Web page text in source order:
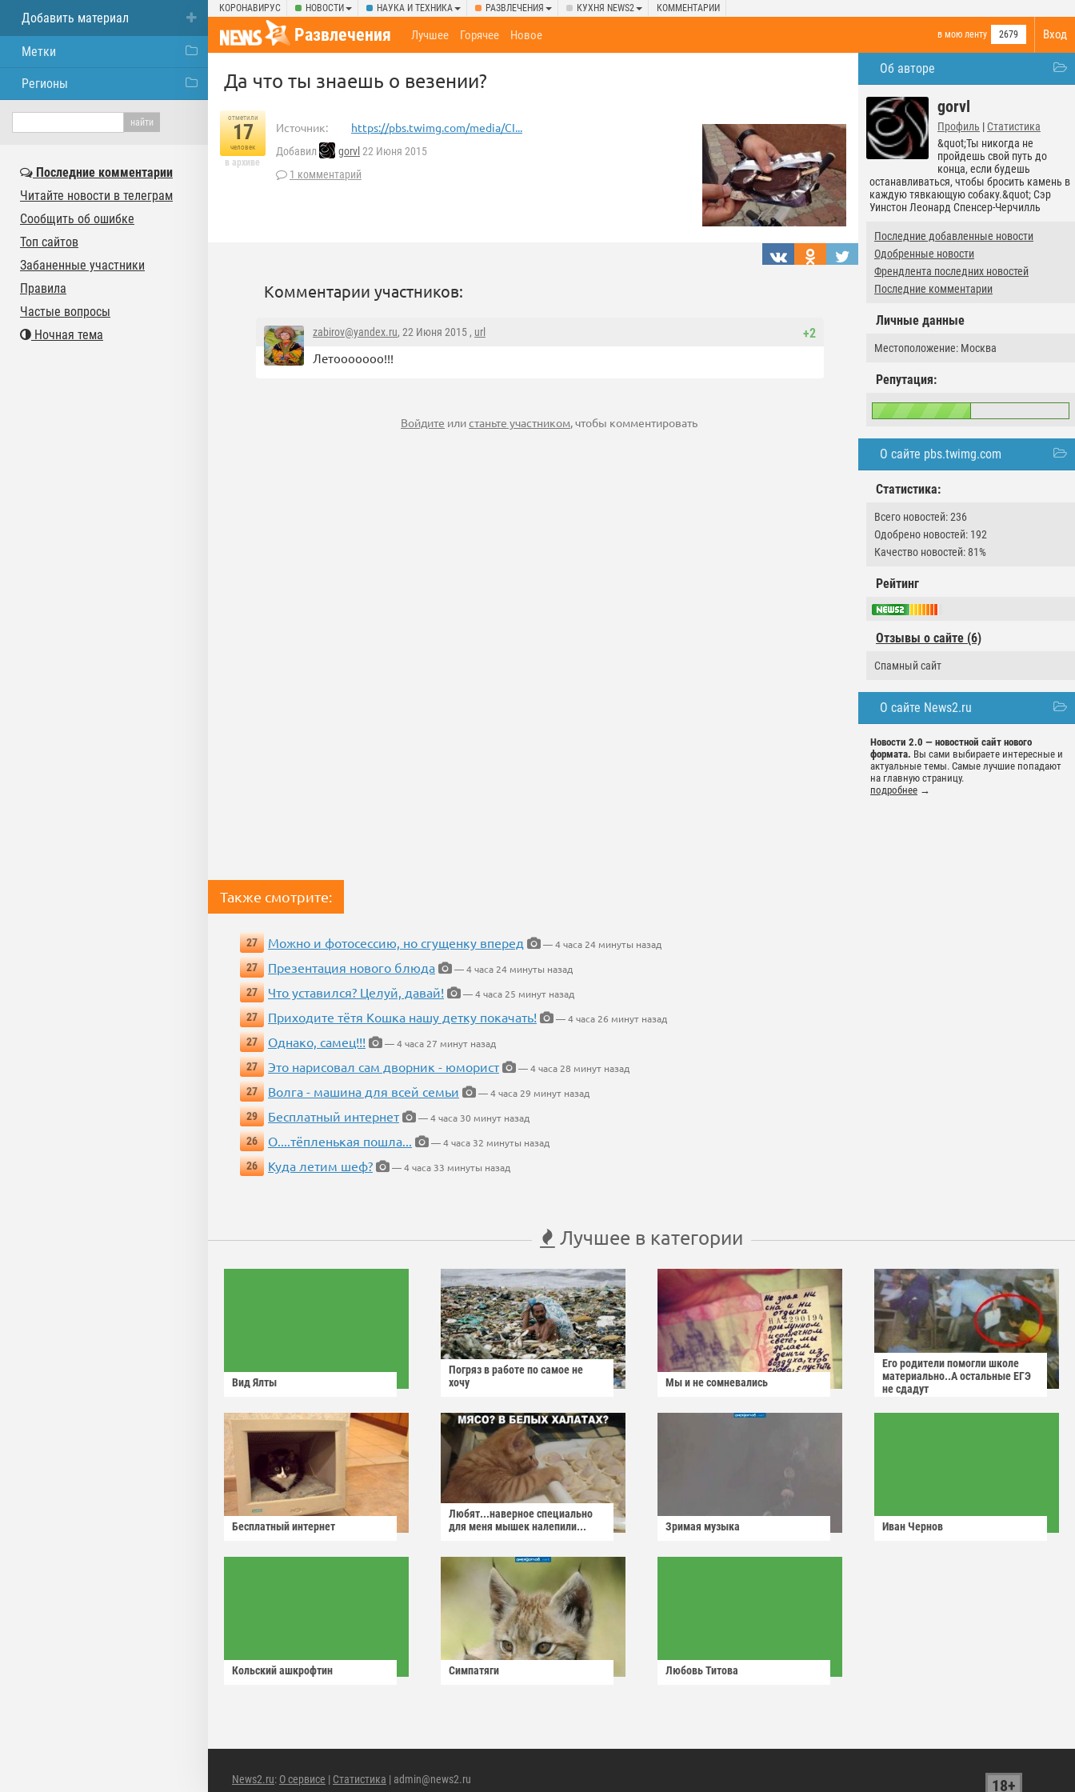
КОРОНАВИРУС НОВОСТИ НАУКА И ТЕХНИКА РАЗВЛЕЧЕНИЯ КУХНЯ NEWS2 КОММЕНТАРИИ
Вход
Развлечения в мою ленту 2679
Лучшее Горячее Новое
Об авторе
gorvl
Профиль | Статистика
&quot;Ты никогда не
пройдешь свой путь до
конца, если будешь
останавливаться, чтобы бросить камень в
каждую тявкающую собаку.&quot; Сэр
Уинстон Леонард Спенсер-Черчилль
Последние добавленные новости
Одобренные новости
Френдлента последних новостей
Последние комментарии
Личные данные
Местоположение: Москва
Репутация:
О сайте pbs.twimg.com
Статистика:
Всего новостей: 236
Одобрено новостей: 192
Качество новостей: 81%
Рейтинг
Отзывы о сайте (6)
Спамный сайт
О сайте News2.ru
Новости 2.0 — новостной сайт нового
формата. Вы сами выбираете интересные и
актуальные темы. Самые лучшие попадают
на главную страницу.
подробнее →
Да что ты знаешь о везении?
отметили
17
человек
в архиве
Источник: https://pbs.twimg.com/media/CI...
Добавил gorvl 22 Июня 2015
1 комментарий
Комментарии участников:
+2
zabirov@yandex.ru, 22 Июня 2015 , url
Летооооооо!!!
Войдите илистаньте участником, чтобы комментировать
Также смотрите:
27 Можно и фотосессию, но сгущенку вперед
— 4 часа 24 минуты назад
27
Презентация нового блюда
— 4 часа 24 минуты назад
27
Что уставился? Целуй, давай!
— 4 часа 25 минут назад
27
Приходите тётя Кошка нашу детку покачать!
— 4 часа 26 минут назад
27
Однако, самец!!!
— 4 часа 27 минут назад
27
Это нарисовал сам дворник - юморист
— 4 часа 28 минут назад
27
Волга - машина для всей семьи
— 4 часа 29 минут назад
29
Бесплатный интернет
— 4 часа 30 минут назад
26
О....тёпленькая пошла...
— 4 часа 32 минуты назад
26
Куда летим шеф? — 4 часа 33 минуты назад
Лучшее в категории
Вид Ялты
Погряз в работе по самое не
хочу
Мы и не сомневались
Его родители помогли школе
материально..А остальные ЕГЭ
не сдадут
Бесплатный интернет
Любят...наверное специально
для меня мышек налепили...
Зримая музыка Иван Чернов
Кольский ашкрофтин Симпатяги Любовь Титова
News2.ru: О сервисе | Статистика | admin@news2.ru 18+
Добавить материал
Метки
Регионы
Последние комментарии
Читайте новости в телеграм
Сообщить об ошибке
Топ сайтов
Забаненные участники
Правила
Частые вопросы
Ночная тема